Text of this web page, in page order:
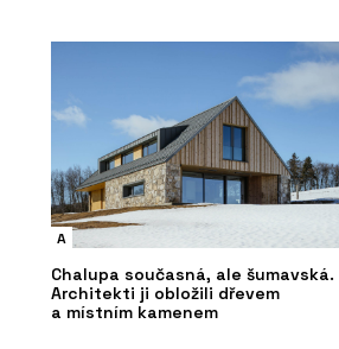
A
Chalupa současná, ale šumavská.
Architekti ji obložili dřevem
a místním kamenem